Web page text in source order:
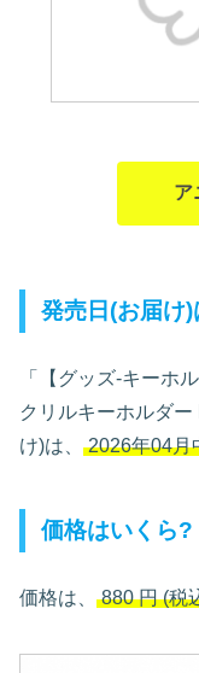
ア
発売日(お届け
「【グッズ-キーホ
クリルキーホルダ
け)は、 2026年04月
価格はいくら?
価格は、 880円(税